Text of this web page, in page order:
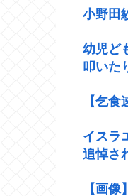
小野田
幼児ど
叩いた
【乞
イスラ
追悼さ
【画